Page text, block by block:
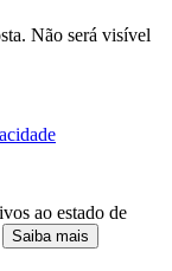
Não será visível
ao estado de
Saiba mais